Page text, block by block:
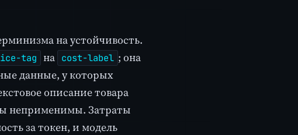
на устойчивость.
tag на cost-label ; она
данные, у которых
описание товара
неприменимы. Затраты
за токен, и модель